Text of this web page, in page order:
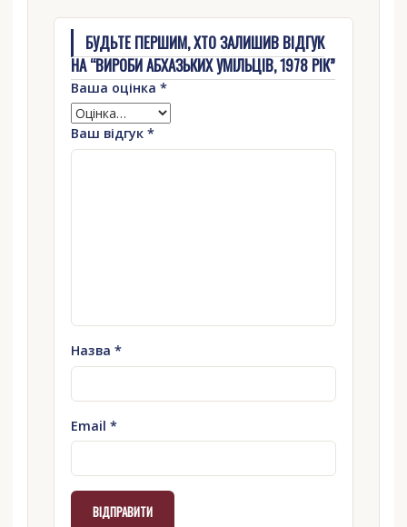
БУДЬТЕ ПЕРШИМ, ХТО ЗАЛИШИВ ВІДГУК
НА “ВИРОБИ АБХАЗЬКИХ УМІЛЬЦІВ, 1978 РІК”
Ваша оцінка *
Ваш відгук *
Назва *
Email *